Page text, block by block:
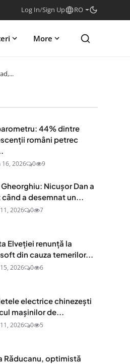
Log In/Sign Up RO
More
44% dintre
români petrec
16, 2026 0 9
Nicușor Dan a
a desemnat un...
2026 0 7
Elveției renunță la
din cauza temerilor...
2026 0 6
electrice chinezești
mașinilor de...
2026 0 5
Răducanu, optimistă